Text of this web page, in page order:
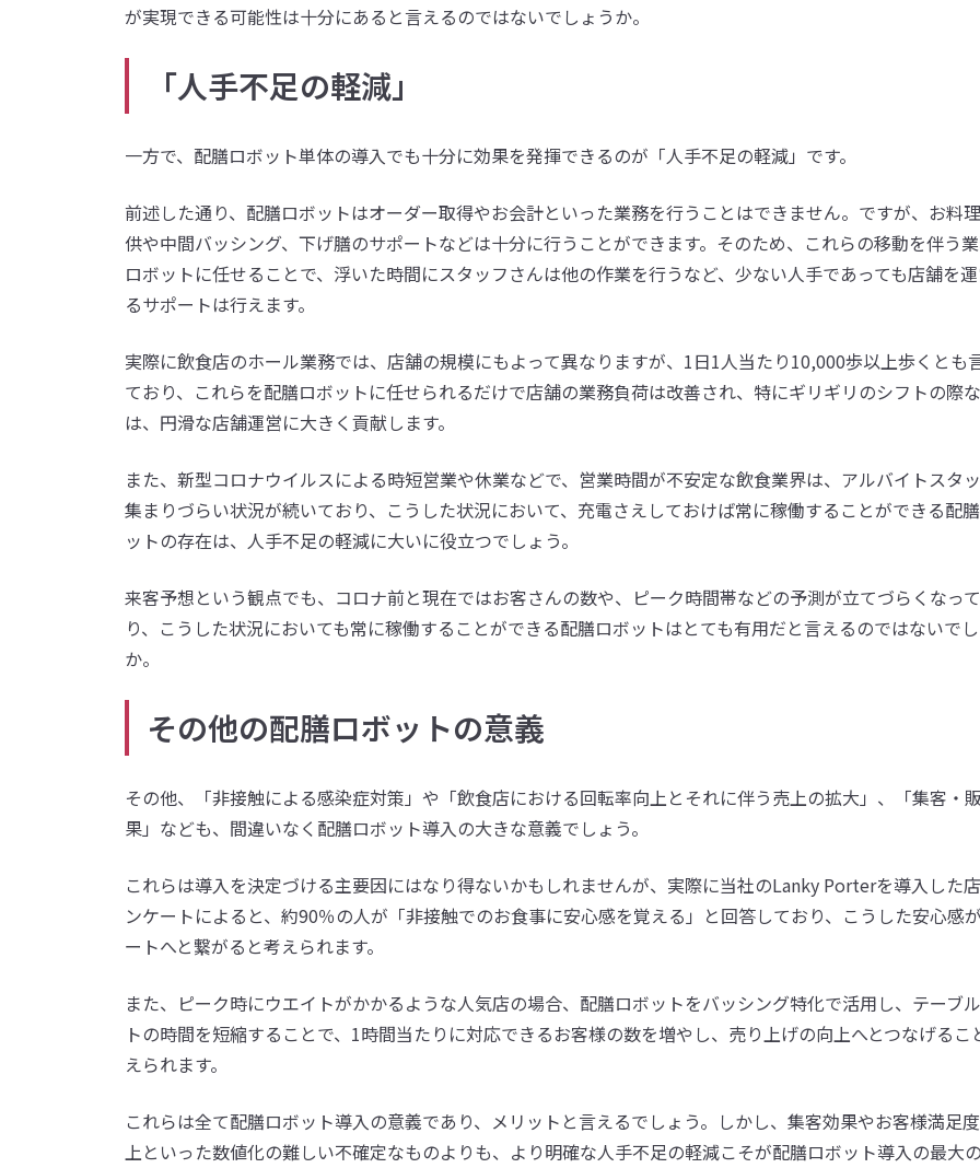
が実現できる可能性は十分にあると言えるのではないでしょうか。
「人手不足の軽減」
一方で、配膳ロボット単体の導入でも十分に効果を発揮できるのが「人手不足の軽減」です。
前述した通り、配膳ロボットはオーダー取得やお会計といった業務を行うことはできません。ですが、お料
供や中間バッシング、下げ膳のサポートなどは十分に行うことができます。そのため、これらの移動を伴う
ロボットに任せることで、浮いた時間にスタッフさんは他の作業を行うなど、少ない人手であっても店舗を
るサポートは行えます。
実際に飲食店のホール業務では、店舗の規模にもよって異なりますが、1日1人当たり10,000歩以上歩くとも
ており、これらを配膳ロボットに任せられるだけで店舗の業務負荷は改善され、特にギリギリのシフトの際
は、円滑な店舗運営に大きく貢献します。
また、新型コロナウイルスによる時短営業や休業などで、営業時間が不安定な飲食業界は、アルバイトスタ
集まりづらい状況が続いており、こうした状況において、充電さえしておけば常に稼働することができる配
ットの存在は、人手不足の軽減に大いに役立つでしょう。
来客予想という観点でも、コロナ前と現在ではお客さんの数や、ピーク時間帯などの予測が立てづらくなっ
り、こうした状況においても常に稼働することができる配膳ロボットはとても有用だと言えるのではないで
か。
その他の配膳ロボットの意義
その他、「非接触による感染症対策」や「飲食店における回転率向上とそれに伴う売上の拡大」、「集客・
果」なども、間違いなく配膳ロボット導入の大きな意義でしょう。
これらは導入を決定づける主要因にはなり得ないかもしれませんが、実際に当社のLanky Porterを導入した
ンケートによると、約90％の人が「非接触でのお食事に安心感を覚える」と回答しており、こうした安心感
ートへと繋がると考えられます。
また、ピーク時にウエイトがかかるような人気店の場合、配膳ロボットをバッシング特化で活用し、テーブ
トの時間を短縮することで、1時間当たりに対応できるお客様の数を増やし、売り上げの向上へとつなげるこ
えられます。
これらは全て配膳ロボット導入の意義であり、メリットと言えるでしょう。しかし、集客効果やお客様満足
上といった数値化の難しい不確定なものよりも、より明確な人手不足の軽減こそが配膳ロボット導入の最大